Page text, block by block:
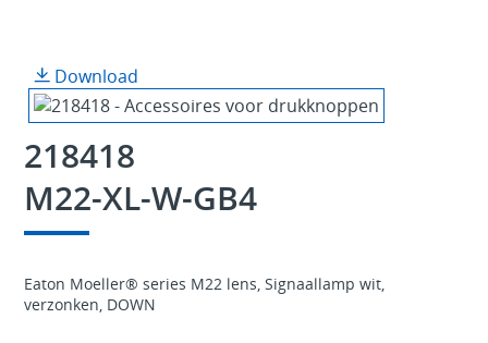
Download
218418
M22-XL-W-GB4
Eaton Moeller® series M22 lens, Signaallamp wit,
verzonken, DOWN